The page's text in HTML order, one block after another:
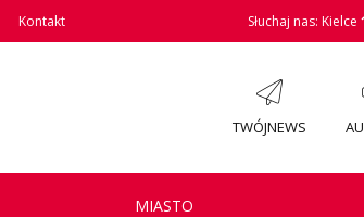
Kontakt Słuchaj nas: Kielce
TWÓJNEWS
MIASTO